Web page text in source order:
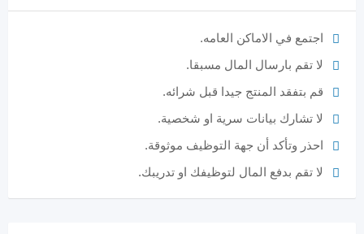
اجتمع في الاماكن العامه.
لا تقم بارسال المال مسبقا.
قم بتفقد المنتج جيدا قبل شرائه.
لا تشارك بيانات سرية او شخصية.
احذر وتأكد أن جهة التوظيف موثوقة.
لا تقم بدفع المال لتوظيفك او تدريبك.